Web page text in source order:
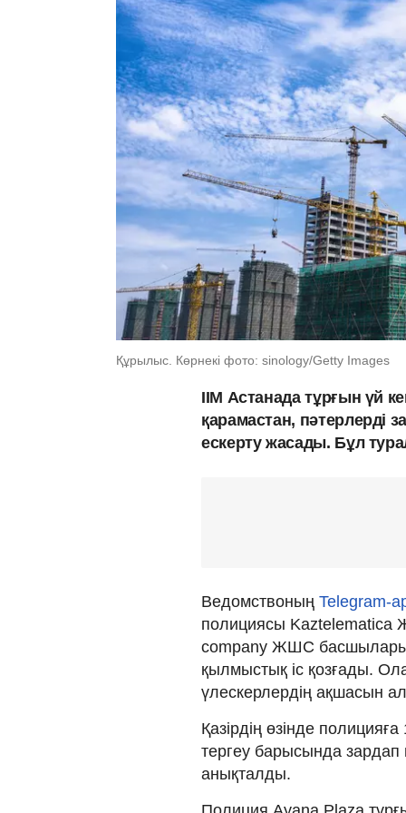
Құрылыс. Көрнекі фото: sinology/Getty Images
ІІМ Астанада тұрғын үй
қарамастан, пәтерлерді
ескерту жасады. Бұл
Ведомствоның Telegram-
полициясы
company ЖШС
қылмыстық іс қозғады.
үлескерлердің ақшасын
Қазірдің өзінде
тергеу барысында зардап
анықталды.